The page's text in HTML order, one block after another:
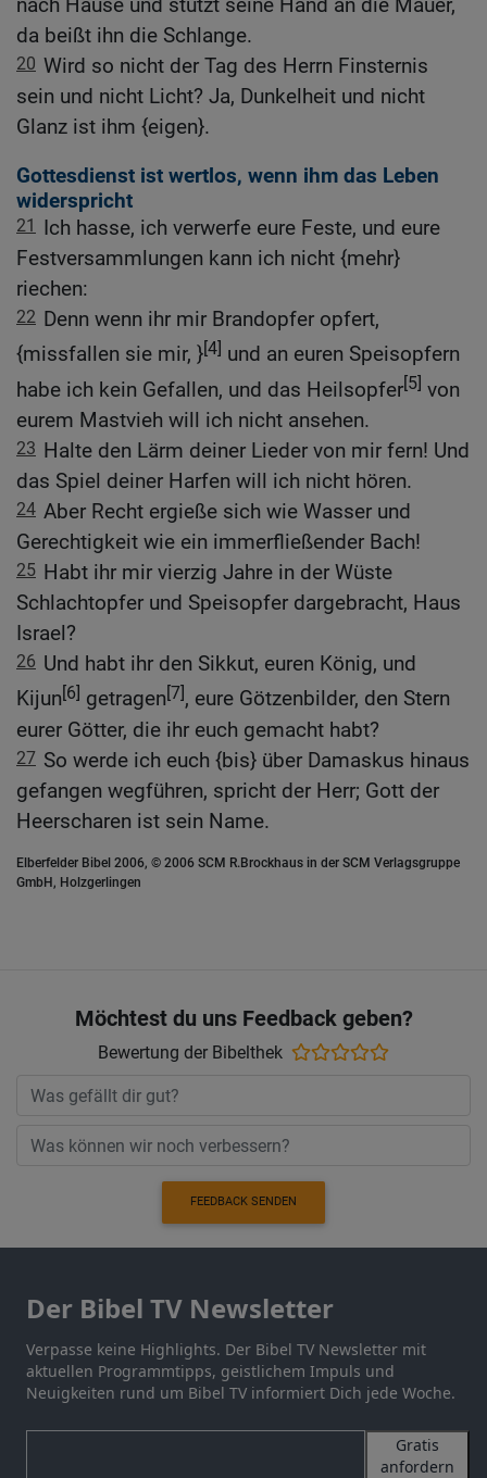
nach Hause und stützt seine Hand an die Mauer,
da beißt ihn die Schlange.
20 Wird so nicht der Tag des Herrn Finsternis
sein und nicht Licht? Ja, Dunkelheit und nicht
Glanz ist ihm {eigen}.
Gottesdienst ist wertlos, wenn ihm das Leben
widerspricht
21
Ich hasse, ich verwerfe eure Feste, und eure
Festversammlungen kann ich nicht {mehr}
riechen:
22 Denn wenn ihr mir Brandopfer opfert,
{missfallen sie mir, }[4] und an euren Speisopfern
habe ich kein Gefallen, und das Heilsopfer[5] von
eurem Mastvieh will ich nicht ansehen.
23 Halte den Lärm deiner Lieder von mir fern! Und
das Spiel deiner Harfen will ich nicht hören.
24 Aber Recht ergieße sich wie Wasser und
Gerechtigkeit wie ein immerfließender Bach!
25 Habt ihr mir vierzig Jahre in der Wüste
Schlachtopfer und Speisopfer dargebracht, Haus
Israel?
26 Und habt ihr den Sikkut, euren König, und
Kijun[6] getragen[7], eure Götzenbilder, den Stern
eurer Götter, die ihr euch gemacht habt?
27 So werde ich euch {bis} über Damaskus hinaus
gefangen wegführen, spricht der Herr; Gott der
Heerscharen ist sein Name.
Elberfelder Bibel 2006, © 2006 SCM R.Brockhaus in der SCM Verlagsgruppe
GmbH, Holzgerlingen
Möchtest du uns Feedback geben?
Bewertung der Bibelthek
FEEDBACK SENDEN
Der Bibel TV Newsletter
Verpasse keine Highlights. Der Bibel TV Newsletter mit
aktuellen Programmtipps, geistlichem Impuls und
Neuigkeiten rund um Bibel TV informiert Dich jede Woche.
Gratis
anfordern